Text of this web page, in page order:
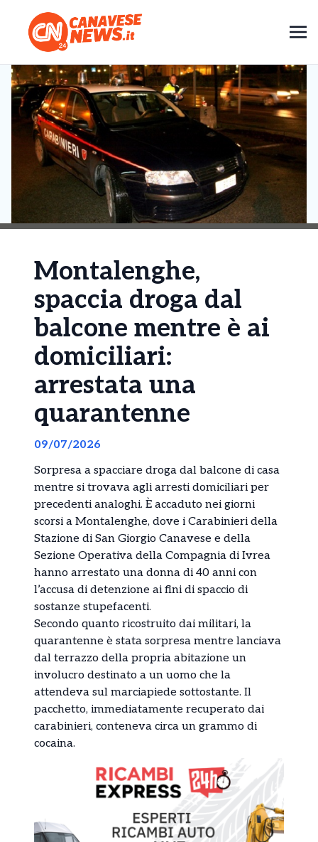
Montalenghe,
spaccia droga dal
balcone mentre è ai
domiciliari:
arrestata una
quarantenne
09/07/2026
Sorpresa a spacciare droga dal balcone di casa
mentre si trovava agli arresti domiciliari per
precedenti analoghi. È accaduto nei giorni
scorsi a Montalenghe, dove i Carabinieri della
Stazione di San Giorgio Canavese e della
Sezione Operativa della Compagnia di Ivrea
hanno arrestato una donna di 40 anni con
l’accusa di detenzione ai fini di spaccio di
sostanze stupefacenti.
Secondo quanto ricostruito dai militari, la
quarantenne è stata sorpresa mentre lanciava
dal terrazzo della propria abitazione un
involucro destinato a un uomo che la
attendeva sul marciapiede sottostante. Il
pacchetto, immediatamente recuperato dai
carabinieri, conteneva circa un grammo di
cocaina.